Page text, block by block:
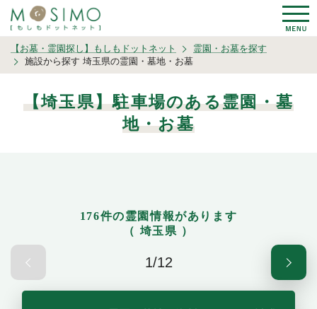
【お墓・霊園探し】もしもドットネット
霊園・お墓を探す
施設から探す 埼玉県の霊園・墓地・お墓
【埼玉県】駐車場のある霊園・墓
地・お墓
176件の霊園情報があります
（ 埼玉県 ）
1/12